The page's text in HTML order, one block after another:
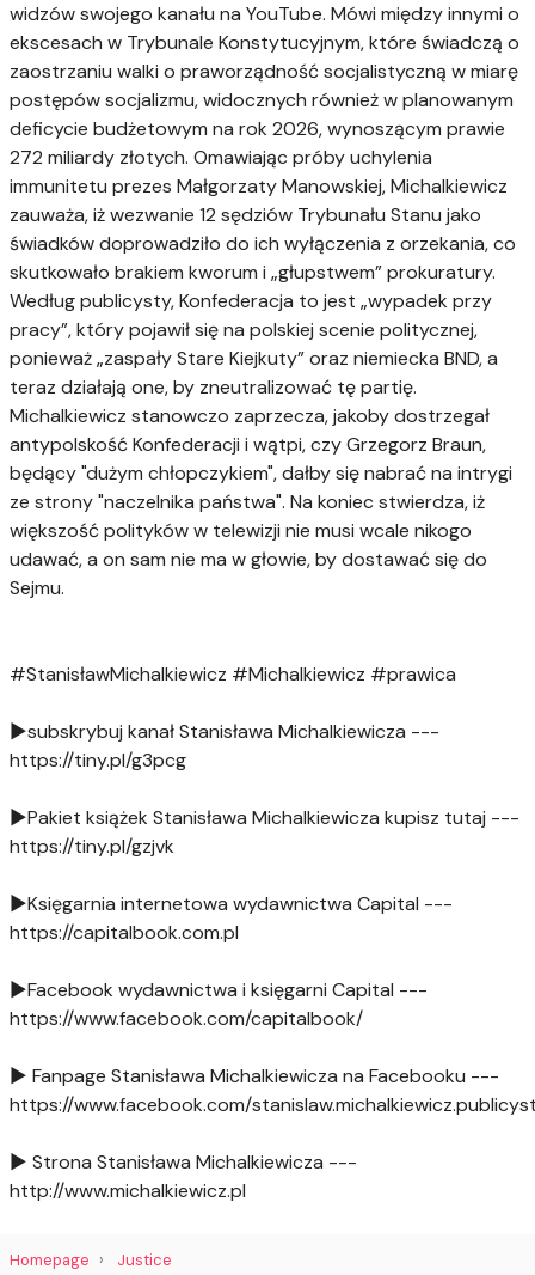
widzów swojego kanału na YouTube. Mówi między innymi o
ekscesach w Trybunale Konstytucyjnym, które świadczą o
zaostrzaniu walki o praworządność socjalistyczną w miarę
postępów socjalizmu, widocznych również w planowanym
deficycie budżetowym na rok 2026, wynoszącym prawie
272 miliardy złotych. Omawiając próby uchylenia
immunitetu prezes Małgorzaty Manowskiej, Michalkiewicz
zauważa, iż wezwanie 12 sędziów Trybunału Stanu jako
świadków doprowadziło do ich wyłączenia z orzekania, co
skutkowało brakiem kworum i „głupstwem” prokuratury.
Według publicysty, Konfederacja to jest „wypadek przy
pracy”, który pojawił się na polskiej scenie politycznej,
ponieważ „zaspały Stare Kiejkuty” oraz niemiecka BND, a
teraz działają one, by zneutralizować tę partię.
Michalkiewicz stanowczo zaprzecza, jakoby dostrzegał
antypolskość Konfederacji i wątpi, czy Grzegorz Braun,
będący "dużym chłopczykiem", dałby się nabrać na intrygi
ze strony "naczelnika państwa". Na koniec stwierdza, iż
większość polityków w telewizji nie musi wcale nikogo
udawać, a on sam nie ma w głowie, by dostawać się do
Sejmu.
#StanisławMichalkiewicz #Michalkiewicz #prawica
►subskrybuj kanał Stanisława Michalkiewicza ---
https://tiny.pl/g3pcg
►Pakiet książek Stanisława Michalkiewicza kupisz tutaj ---
https://tiny.pl/gzjvk
►Księgarnia internetowa wydawnictwa Capital ---
https://capitalbook.com.pl
►Facebook wydawnictwa i księgarni Capital ---
https://www.facebook.com/capitalbook/
► Fanpage Stanisława Michalkiewicza na Facebooku ---
https://www.facebook.com/
► Strona Stanisława Michalkiewicza ---
http://www.michalkiewicz.pl
Homepage
Justice